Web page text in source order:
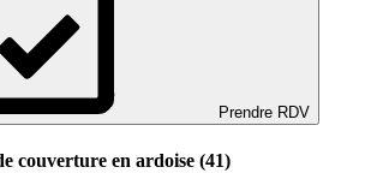
Prendre RDV
couverture en ardoise (41)